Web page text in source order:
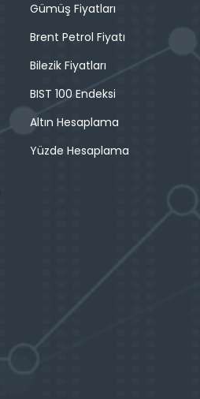
Gümüş Fiyatları
Brent Petrol Fiyatı
Bilezik Fiyatları
BIST 100 Endeksi
Altın Hesaplama
Yüzde Hesaplama